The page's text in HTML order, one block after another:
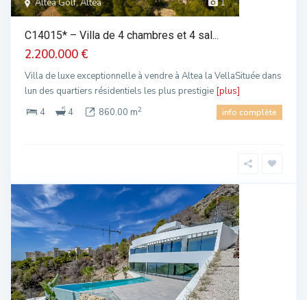
1
Altea Golf, Altea
C14015* – Villa de 4 chambres et 4 sal...
2.200.000 €
Villa de luxe exceptionnelle à vendre à Altea la VellaSituée dans
lun des quartiers résidentiels les plus prestigie [plus]
4
4 860.00 m2 info complète